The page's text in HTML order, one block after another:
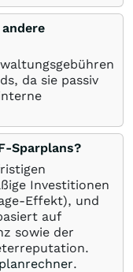
da sie passiv
Sparplans?
Investitionen
Effekt), und
auf
sowie der
.